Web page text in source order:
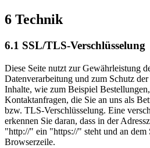
6 Technik
6.1 SSL/TLS-Verschlüsselung
Diese Seite nutzt zur Gewährleistung
Datenverarbeitung und zum Schutz
Inhalte, wie zum Beispiel
Kontaktanfragen, die Sie an uns als
bzw. TLS-Verschlüsselung. Eine
erkennen Sie daran, dass in der
"http://" ein "https://" steht und an dem
Browserzeile.